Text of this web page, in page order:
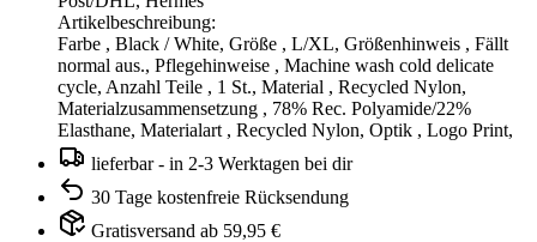
Artikelbeschreibung:
Farbe , Black / White, Größe , L/XL, Größenhinweis , Fällt
normal aus., Pflegehinweise , Machine wash cold delicate
cycle, Anzahl Teile , 1 St., Material , Recycled Nylon,
Materialzusammensetzung , 78% Rec. Polyamide/22%
Elasthane, Materialart , Recycled Nylon, Optik , Logo Print,
lieferbar - in 2-3 Werktagen bei dir
30 Tage kostenfreie Rücksendung
Gratisversand ab 59,95 €